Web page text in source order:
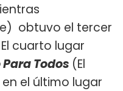
obtuvo el tercer
cuarto lugar
Todos (El
el último lugar